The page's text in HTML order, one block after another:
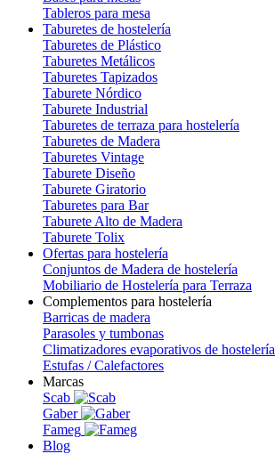
Tableros para mesa
Taburetes de hostelería
Taburetes de Plástico
Taburetes Metálicos
Taburetes Tapizados
Taburete Nórdico
Taburete Industrial
Taburetes de terraza para hostelería
Taburetes de Madera
Taburetes Vintage
Taburete Diseño
Taburete Giratorio
Taburetes para Bar
Taburete Alto de Madera
Taburete Tolix
Ofertas para hostelería
Conjuntos de Madera de hostelería
Mobiliario de Hostelería para Terraza
Complementos para hostelería
Barricas de madera
Parasoles y tumbonas
Climatizadores evaporativos de hostelería
Estufas / Calefactores
Marcas
Scab
Gaber
Fameg
Blog